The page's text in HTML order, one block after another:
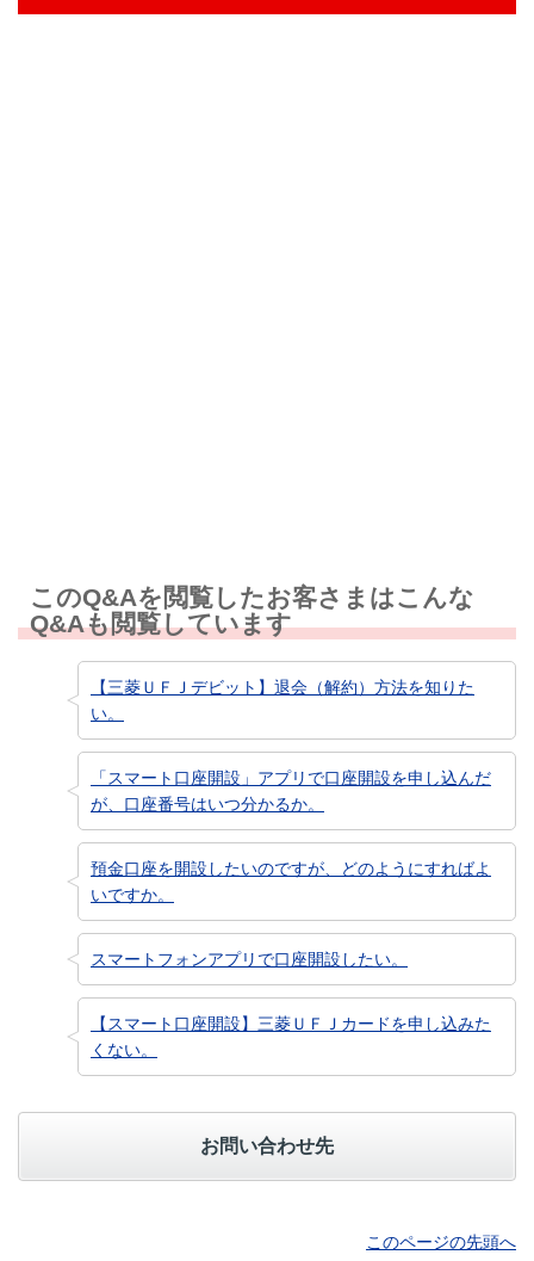
このQ&Aを閲覧したお客さまはこんな
Q&Aも閲覧しています
【三菱ＵＦＪデビット】退会（解約）方法を知りた
い。
「スマート口座開設」アプリで口座開設を申し込んだ
が、口座番号はいつ分かるか。
預金口座を開設したいのですが、どのようにすればよ
いですか。
スマートフォンアプリで口座開設したい。
【スマート口座開設】三菱ＵＦＪカードを申し込みた
くない。
お問い合わせ先
このページの先頭へ